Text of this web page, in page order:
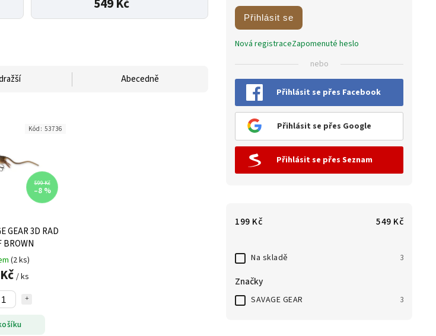
Přihlásit se
Nová registraceZapomenuté heslo
nebo
Přihlásit se přes Facebook
Přihlásit se přes Google
Přihlásit se přes Seznam
199 Kč 549 Kč
Na skladě 3
Značky
SAVAGE GEAR 3
549 Kč
Abecedně
599 Kč
–8 %
GEAR 3D RAD
BROWN
(2 ks)
/ ks
Kód: 53736